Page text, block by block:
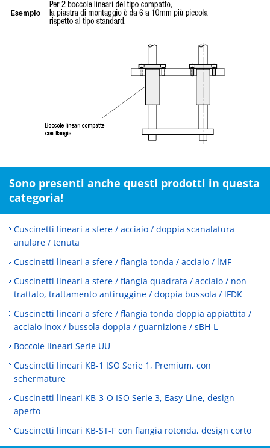
Sono presenti anche questi prodotti in questa
categoria!
Cuscinetti lineari a sfere / acciaio / doppia scanalatura
anulare / tenuta
Cuscinetti lineari a sfere / flangia tonda / acciaio / lMF
Cuscinetti lineari a sfere / flangia quadrata / acciaio / non
trattato, trattamento antiruggine / doppia bussola / lFDK
Cuscinetti lineari a sfere / flangia tonda doppia appiattita /
acciaio inox / bussola doppia / guarnizione / sBH-L
Boccole lineari Serie UU
Cuscinetti lineari KB-1 ISO Serie 1, Premium, con
schermature
Cuscinetti lineari KB-3-O ISO Serie 3, Easy-Line, design
aperto
Cuscinetti lineari KB-ST-F con flangia rotonda, design corto